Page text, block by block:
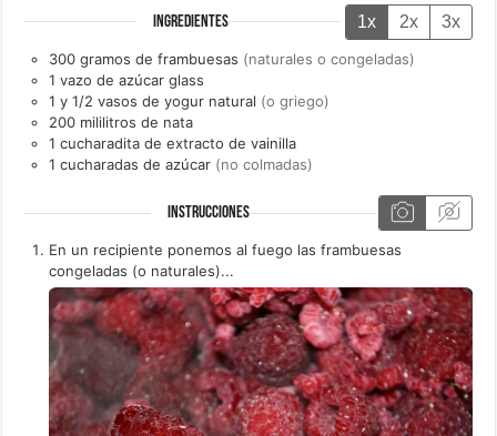
INGREDIENTES 1x 2x 3x
300 gramos de frambuesas (naturales o congeladas)
1 vazo de azúcar glass
1 y 1/2 vasos de yogur natural (o griego)
200 mililitros de nata
1 cucharadita de extracto de vainilla
1 cucharadas de azúcar (no colmadas)
INSTRUCCIONES
En un recipiente ponemos al fuego las frambuesas
congeladas (o naturales)...